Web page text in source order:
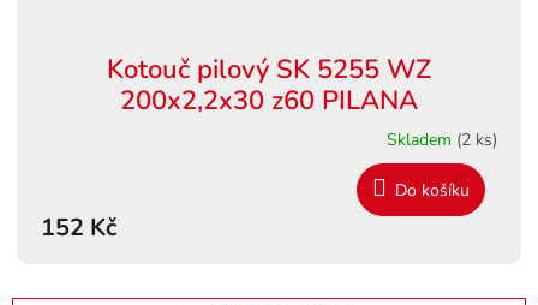
Kotouč pilový SK 5255 WZ
200x2,2x30 z60 PILANA
Skladem (2 ks)
152 Kč
Do košíku